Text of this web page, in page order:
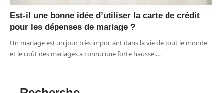
Est-il une bonne idée d’utiliser la carte de crédit
pour les dépenses de mariage ?
Un mariage est un jour très important dans la vie de tout le monde
et le coût des mariages a connu une forte hausse.…